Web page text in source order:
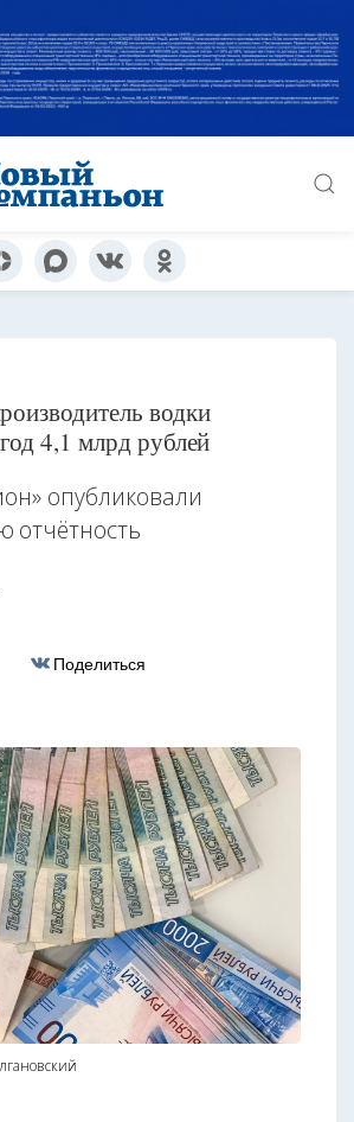
водки
4,1 млрд рублей
опубликовали
отчётность
Поделиться